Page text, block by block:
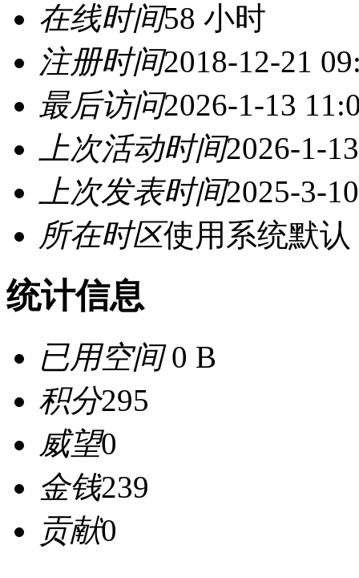
在线时间58 小时
注册时间2018-12-21
最后访问2026-1-13
上次活动时间2026-1-
上次发表时间2025-3-
所在时区使用系统默认
统计信息
已用空间0 B
积分295
威望0
金钱239
贡献0